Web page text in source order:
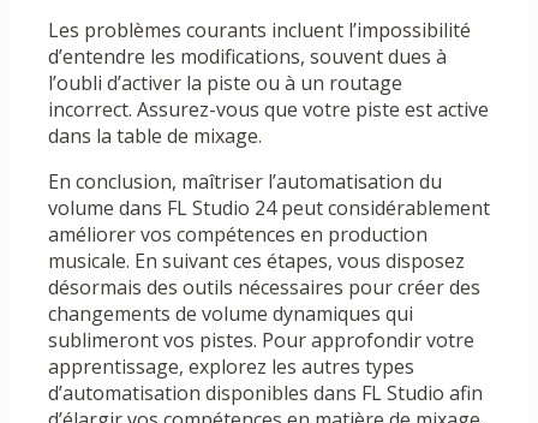
Les problèmes courants incluent l’impossibilité
d’entendre les modifications, souvent dues à
l’oubli d’activer la piste ou à un routage
incorrect. Assurez-vous que votre piste est active
dans la table de mixage.
En conclusion, maîtriser l’automatisation du
volume dans FL Studio 24 peut considérablement
améliorer vos compétences en production
musicale. En suivant ces étapes, vous disposez
désormais des outils nécessaires pour créer des
changements de volume dynamiques qui
sublimeront vos pistes. Pour approfondir votre
apprentissage, explorez les autres types
d’automatisation disponibles dans FL Studio afin